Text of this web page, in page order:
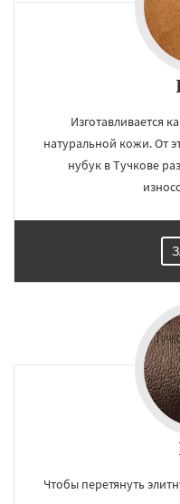
Изготавливается
натуральной кожи. От
нубук в Тучкове
Чтобы перетянуть
Даю согласие на